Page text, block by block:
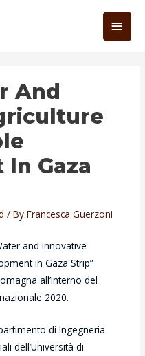
And
Gaza
/ ByFrancesca Guerzoni
and Innovative
in Gaza Strip”
all’interno del
2020.
di Ingegneria
dell’Università di